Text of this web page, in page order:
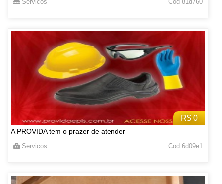
Servicos Cod 81d760
R$ 0
A PROVIDA tem o prazer de atender
Servicos Cod 6d09e1